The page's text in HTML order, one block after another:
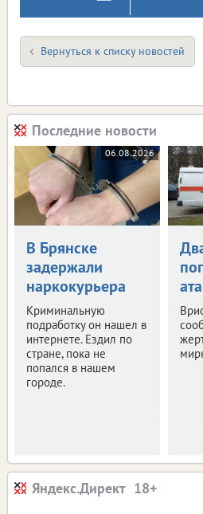
Вернуться к списку новостей
Последние новости
06.08.2026
В Брянске
задержали
наркокурьера
Криминальную
подработку он нашел в
интернете. Ездил по
стране, пока не
попался в нашем
городе.
Яндекс.Директ